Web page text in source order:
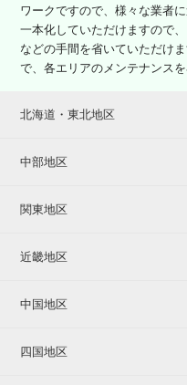
ワークですので、様々な業者
一本化していただけますので
などの手間を省いていただけ
で、各エリアのメンテナンス
北海道・東北地区
中部地区
関東地区
近畿地区
中国地区
四国地区